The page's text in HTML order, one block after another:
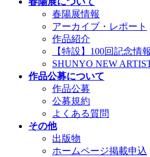
春陽展情報
アーカイブ・レポート
作品紹介
【特設】100回記念情報
SHUNYO NEW
作品公募について
作品公募
公募規約
よくある質問
その他
出版物
ホームページ掲載申込